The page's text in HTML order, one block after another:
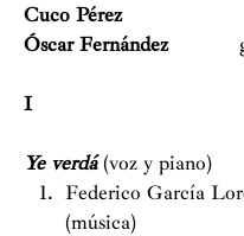
Cuco Pérez
Óscar Fernández
I
Ye verdá(voz y piano)
Federico García
(música)